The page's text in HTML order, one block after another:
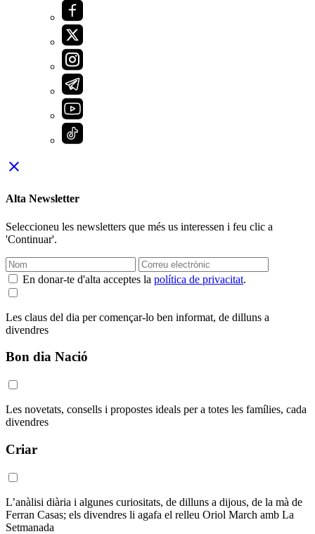
close
Alta Newsletter
Seleccioneu les newsletters que més us interessen i feu clic a
'Continuar'.
En donar-te d'alta acceptes la política de privacitat.
Les claus del dia per començar-lo ben informat, de dilluns a
divendres
Bon dia Nació
Les novetats, consells i propostes ideals per a totes les famílies, cada
divendres
Criar
L’anàlisi diària i algunes curiositats, de dilluns a dijous, de la mà de
Ferran Casas; els divendres li agafa el relleu Oriol March amb La
Setmanada